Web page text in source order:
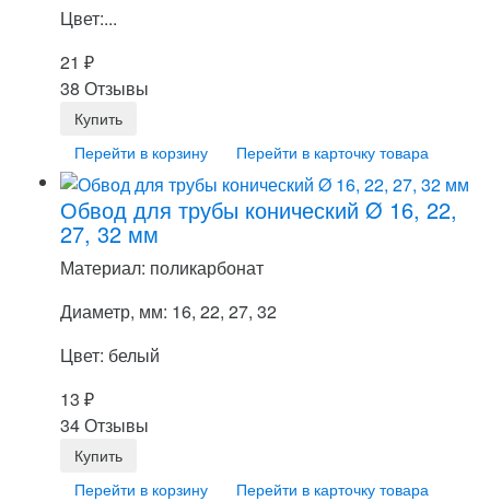
Цвет:...
21 ₽
38 Отзывы
Перейти в корзину Перейти в карточку товара
Обвод для трубы конический Ø 16, 22,
27, 32 мм
Материал: поликарбонат
Диаметр, мм: 16, 22, 27, 32
Цвет: белый
13 ₽
34 Отзывы
Перейти в корзину Перейти в карточку товара